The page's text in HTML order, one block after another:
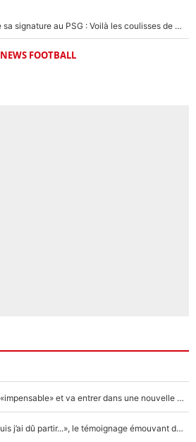
Maghnes Akliouche raconte sa signature au PSG : Voilà les coulisses de son transfert de rêve à 50M€
NEWS FOOTBALL
F1 - Alpine signe un accord «impensable» et va entrer dans une nouvelle dimension : Grande nouvelle pour Pierre Gasly !
F1 : « Je lui ai fait un câlin, puis j’ai dû partir...», le témoignage émouvant de Max Verstappen sur sa fille